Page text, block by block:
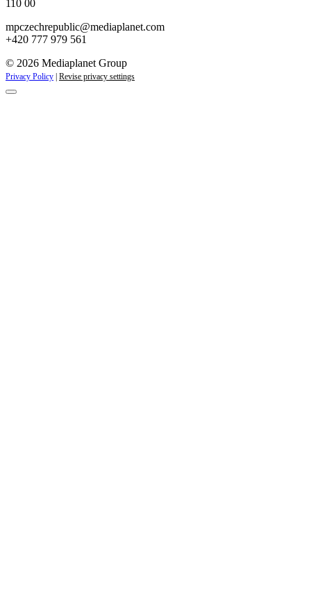
110 00
mpczechrepublic@mediaplanet.com
+420 777 979 561
© 2026 Mediaplanet Group
Privacy Policy | Revise privacy settings